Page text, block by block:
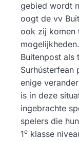
gebied wordt
oogt de vv
ook zij komen
Buitenpost als
Surhústerfean
enige
is in deze
ingebrachte
spelers die
1e klasse